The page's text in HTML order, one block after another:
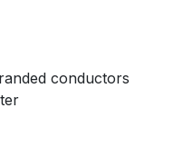
conductors